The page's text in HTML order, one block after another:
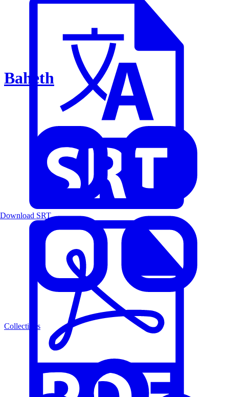
Baheth
Collections
Download SRT